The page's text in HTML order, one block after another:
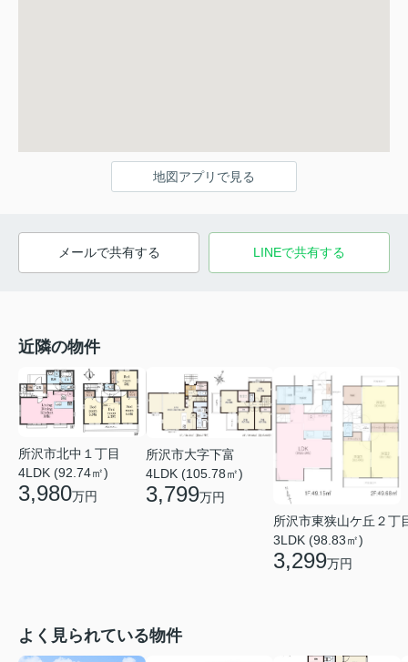
地図アプリで見る
メールで共有する LINEで共有する
近隣の物件
所沢市北中１丁目
4LDK (92.74㎡)
3,980万円
所沢市大字下富
4LDK (105.78㎡)
3,799万円
所沢市東狭山ケ丘２丁
3LDK (98.83㎡)
3,299万円
よく見られている物件